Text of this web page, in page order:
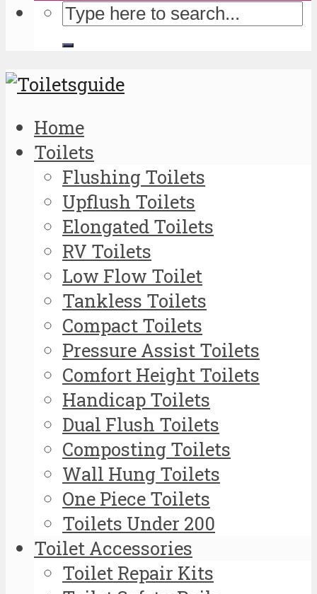
Home
Toilets
Flushing Toilets
Upflush Toilets
Elongated Toilets
RV Toilets
Low Flow Toilet
Tankless Toilets
Compact Toilets
Pressure Assist Toilets
Comfort Height Toilets
Handicap Toilets
Dual Flush Toilets
Composting Toilets
Wall Hung Toilets
One Piece Toilets
Toilets Under 200
Toilet Accessories
Toilet Repair Kits